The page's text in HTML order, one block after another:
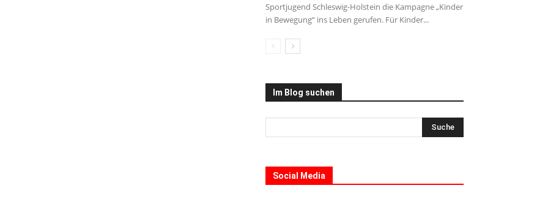
Sportjugend Schleswig-Holstein die Kampagne „Kinder
in Bewegung“ ins Leben gerufen. Für Kinder...
Im Blog suchen
Social Media